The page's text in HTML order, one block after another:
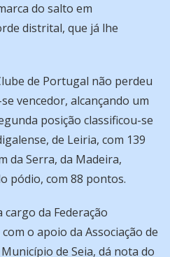
do salto em
distrital, que já lhe
de Portugal não perdeu
vencedor, alcançando um
posição classificou-se
de Leiria, com 139
da Serra, da Madeira,
pódio, com 88 pontos.
da Federação
o apoio da Associação de
de Seia, dá nota do